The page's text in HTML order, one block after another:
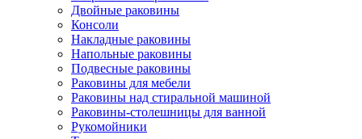
Двойные раковины
Консоли
Накладные раковины
Напольные раковины
Подвесные раковины
Раковины для мебели
Раковины над стиральной машиной
Раковины-столешницы для ванной
Рукомойники